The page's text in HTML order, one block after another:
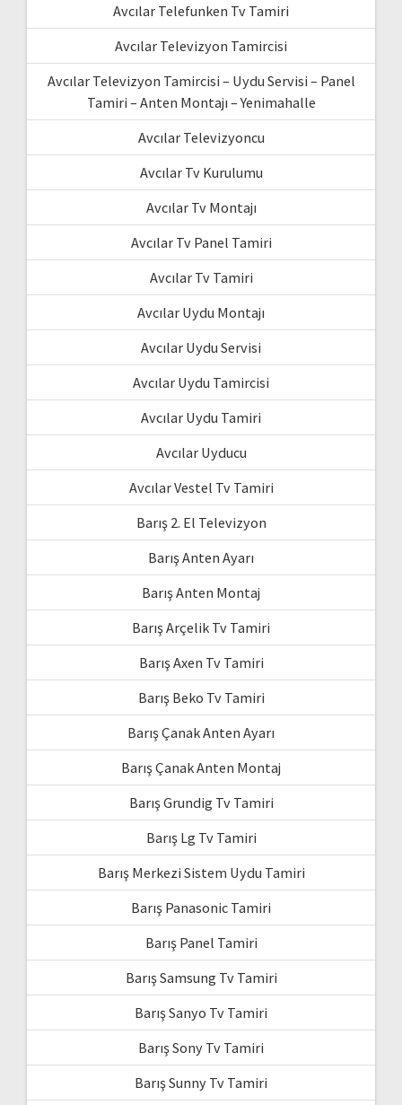
Avcılar Telefunken Tv Tamiri
Avcılar Televizyon Tamircisi
Avcılar Televizyon Tamircisi – Uydu Servisi – Panel
Tamiri – Anten Montajı – Yenimahalle
Avcılar Televizyoncu
Avcılar Tv Kurulumu
Avcılar Tv Montajı
Avcılar Tv Panel Tamiri
Avcılar Tv Tamiri
Avcılar Uydu Montajı
Avcılar Uydu Servisi
Avcılar Uydu Tamircisi
Avcılar Uydu Tamiri
Avcılar Uyducu
Avcılar Vestel Tv Tamiri
Barış 2. El Televizyon
Barış Anten Ayarı
Barış Anten Montaj
Barış Arçelik Tv Tamiri
Barış Axen Tv Tamiri
Barış Beko Tv Tamiri
Barış Çanak Anten Ayarı
Barış Çanak Anten Montaj
Barış Grundig Tv Tamiri
Barış Lg Tv Tamiri
Barış Merkezi Sistem Uydu Tamiri
Barış Panasonic Tamiri
Barış Panel Tamiri
Barış Samsung Tv Tamiri
Barış Sanyo Tv Tamiri
Barış Sony Tv Tamiri
Barış Sunny Tv Tamiri